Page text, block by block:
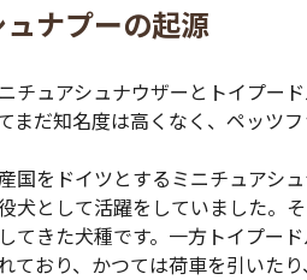
ュナプーの起源
チュアシュナウザーとトイプー
まだ知名度は高くなく、ペッツ
国をドイツとするミニチュアシ
犬として活躍をしていました。
てきた犬種です。一方トイプー
ており、かつては荷車を引いた